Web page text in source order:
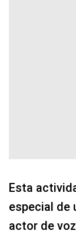
Esta
especial de
actor de